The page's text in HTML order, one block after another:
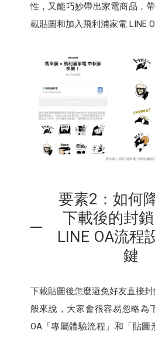
性，又能巧妙帶出家電商品，
載貼圖和加入飛利浦家電 LINE
要素2：如何
下載後的封
LINE OA流程
鍵
下載貼圖後怎麼避免好友直接
般來說，大家會很容易忽略為
OA「專屬體驗流程」和「貼圖